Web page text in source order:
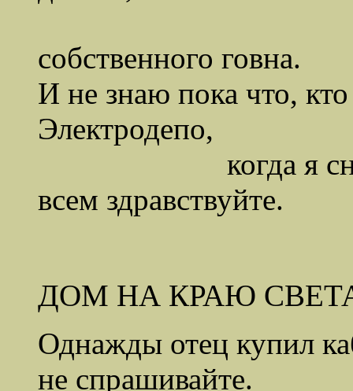
собственного говна.
И не знаю пока что,
Электродепо,
когда я снова
всем здравствуйте.
ДОМ НА КРАЮ
Однажды отец купил
не спрашивайте.